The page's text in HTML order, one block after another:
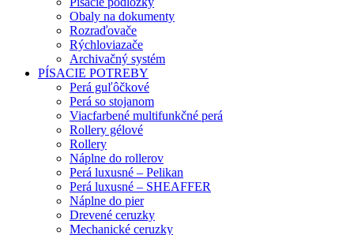
Obaly na dokumenty
Rozraďovače
Rýchloviazače
Archivačný systém
PÍSACIE POTREBY
Perá guľôčkové
Perá so stojanom
Viacfarbené multifunkčné perá
Rollery gélové
Rollery
Náplne do rollerov
Perá luxusné – Pelikan
Perá luxusné – SHEAFFER
Náplne do pier
Drevené ceruzky
Mechanické ceruzky